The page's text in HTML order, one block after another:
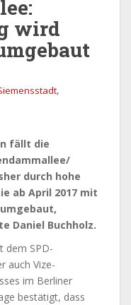
wird
,
fällt die
durch hohe
ab April 2017 mit
Daniel Buchholz.
dem SPD-
auch Vize-
im Berliner
bestätigt, dass